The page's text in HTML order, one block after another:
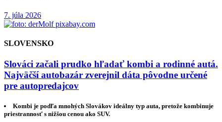
7. júla 2026
SLOVENSKO
Slováci začali prudko hľadať kombi a rodinné autá.
Najväčší autobazár zverejnil dáta pôvodne určené
pre autopredajcov
Kombi je podľa mnohých Slovákov ideálny typ auta, pretože kombinuje
priestrannosť s nižšou cenou ako SUV.